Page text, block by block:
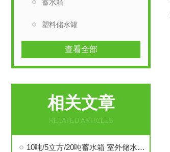
蓄水箱
塑料储水罐
查看全部
相关文章
RELATED ARTICLES
10吨/5立方/20吨蓄水箱 室外储水 灭火应急塑料桶 滚塑一体